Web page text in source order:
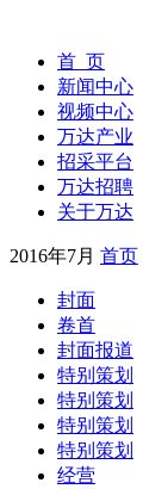
首 页
新闻中心
视频中心
万达产业
招采平台
万达招聘
关于万达
2016年7月 首页
封面
卷首
封面报道
特别策划
特别策划
特别策划
特别策划
经营